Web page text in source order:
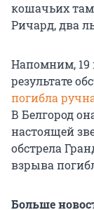
кошачьих там
Ричард, два
Напомним, 19
результате
погибла
В Белгород
настоящей
обстрела
взрыва
Больше